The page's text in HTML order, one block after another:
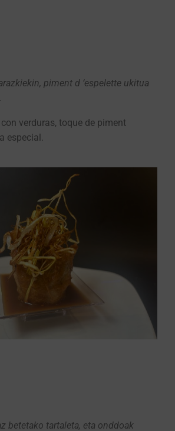
piment d ‘espelette ukitua
verduras, toque de piment
especial.
betetako tartaleta, eta onddoak